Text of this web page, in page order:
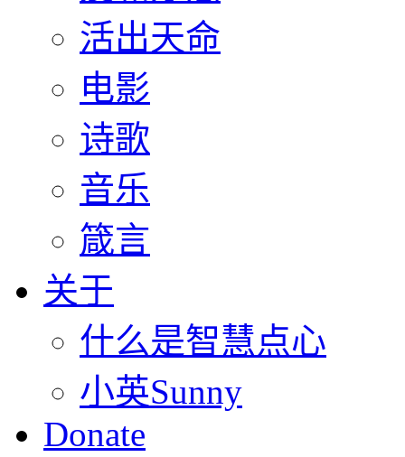
活出天命
电影
诗歌
音乐
箴言
关于
什么是智慧点心
小英Sunny
Donate